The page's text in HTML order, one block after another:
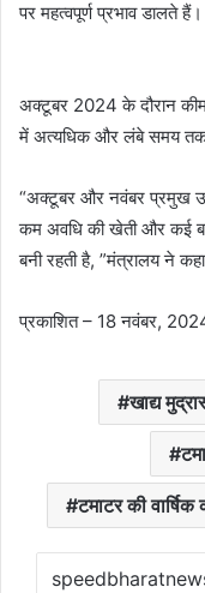
पर महत्वपूर्ण प्रभाव डालते हैं।
अक्टूबर 2024 के दौरान
में अत्यधिक और लंबे समय तक
“अक्टूबर और नवंबर प्रमुख
कम अवधि की खेती और कई
बनी रहती है, ”मंत्रालय ने
प्रकाशित– 18 नवंबर,
खाद्य
टमाटर की वार्षिक